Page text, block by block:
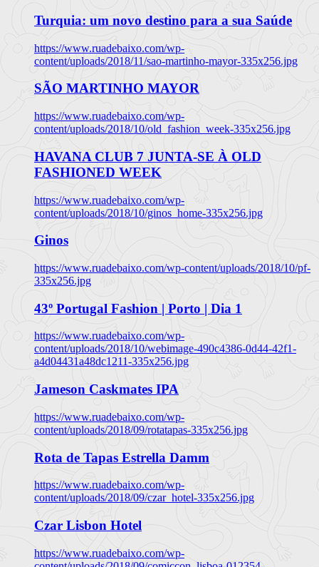
Turquia: um novo destino para a sua Saúde
https://www.ruadebaixo.com/wp-
content/uploads/2018/11/sao-martinho-mayor-335x256.jpg
SÃO MARTINHO MAYOR
https://www.ruadebaixo.com/wp-
content/uploads/2018/10/old_fashion_week-335x256.jpg
HAVANA CLUB 7 JUNTA-SE À OLD
FASHIONED WEEK
https://www.ruadebaixo.com/wp-
content/uploads/2018/10/ginos_home-335x256.jpg
Ginos
https://www.ruadebaixo.com/wp-content/uploads/2018/10/pf-
335x256.jpg
43º Portugal Fashion | Porto | Dia 1
https://www.ruadebaixo.com/wp-
content/uploads/2018/10/webimage-490c4386-0d44-42f1-
a4d04431a48dc1211-335x256.jpg
Jameson Caskmates IPA
https://www.ruadebaixo.com/wp-
content/uploads/2018/09/rotatapas-335x256.jpg
Rota de Tapas Estrella Damm
https://www.ruadebaixo.com/wp-
content/uploads/2018/09/czar_hotel-335x256.jpg
Czar Lisbon Hotel
https://www.ruadebaixo.com/wp-